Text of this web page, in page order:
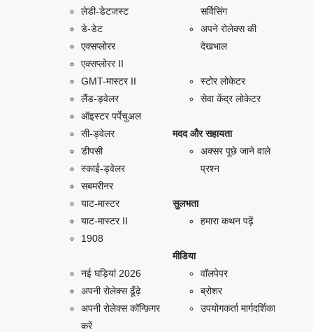
लेडी-डेटजस्ट
डे-डेट
एक्सप्लोरर
एक्सप्लोरर II
GMT-मास्टर II
लैंड-ड्वेलर
ऑइस्टर पर्पेचुअल
सी-ड्वेलर
डीपसी
स्काई-ड्वेलर
सबमरीनर
याट-मास्टर
याट-मास्टर II
1908
नई घड़ियां 2026
अपनी रोलेक्स ढूँढ़े
अपनी रोलेक्स कॉन्फ़िगर
करें
सर्विसिंग
अपने रोलेक्स की
देखभाल
स्टोर लोकेटर
सेवा केंद्र लोकेटर
मदद और सहायता
अक्सर पूछे जाने वाले
प्रश्न
सुलभता
हमारा कथन पढ़ें
मीडिया
वॉलपेपर
ब्रोशर
उपयोगकर्ता मार्गदर्शिका